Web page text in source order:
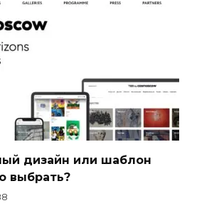
дизайн или шаблон
выбрать?